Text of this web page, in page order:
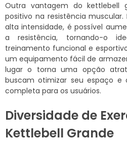
Outra vantagem do kettlebell
positivo na resistência
alta intensidade, é possível
a resistência, tornando-o
treinamento funcional e
um equipamento fácil de
lugar o torna uma opção
buscam otimizar seu espaço e
completa para os usuários.
Diversidade de
Kettlebell Grande